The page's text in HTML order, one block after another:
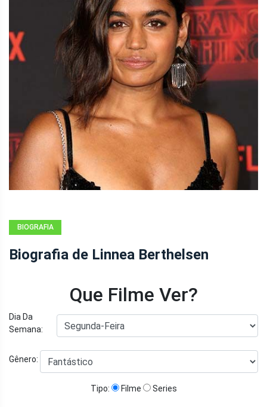
BIOGRAFIA
Biografia de Linnea Berthelsen
Que Filme Ver?
Dia Da
Semana:
Gênero:
Tipo: Filme Series